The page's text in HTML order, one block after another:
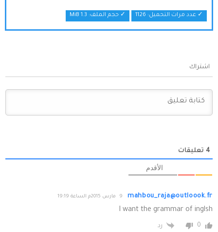
✓ عدد مرات التحميل: 1126 ✓ حجم الملف: 1.3 MiB
اشتراك
4 تعليقات
الأقدم
mahbou_raja@outloook.fr 9 مارس 2015م الساعة 19:19
I want the grammar of inglsh
0 رد